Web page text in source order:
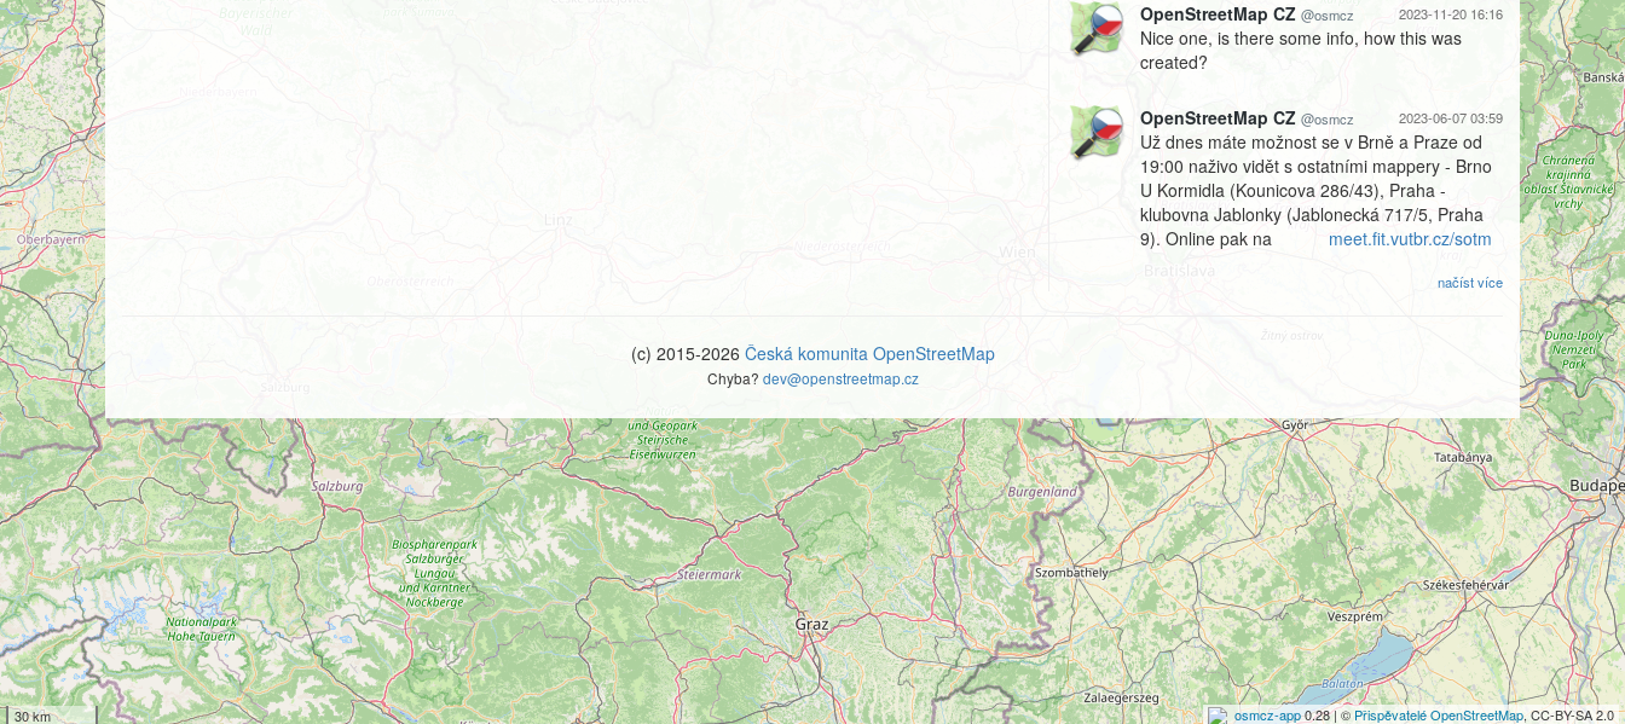
30 km osmcz-app0.28 | © Přispěvatelé OpenStreetMap, CC-BY-SA 2.0
2023-11-20 16:16
OpenStreetMap CZ @osmcz
Nice one, is there some info, how this was
created?
2023-06-07 03:59
OpenStreetMap CZ @osmcz
Už dnes máte možnost se v Brně a Praze od
19:00 naživo vidět s ostatními mappery - Brno
U Kormidla (Kounicova 286/43), Praha -
klubovna Jablonky (Jablonecká 717/5, Praha
9). Online pak na
meet.fit.vutbr.cz/sotm
načíst více
(c) 2015-2026 Česká komunita OpenStreetMap
Chyba? dev@openstreetmap.cz